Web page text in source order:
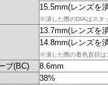
15.5mm(レンズを
※潰した際のDIAはスタ
13.7mm(レンズを
14.8mm(レンズを
※潰した際の着色直径は
ブ(BC)
8.6mm
38%